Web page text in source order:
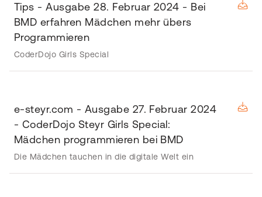
Tips - Ausgabe 28. Februar 2024 - Bei
BMD erfahren Mädchen mehr übers
Programmieren
CoderDojo Girls Special
e-steyr.com - Ausgabe 27. Februar 2024
- CoderDojo Steyr Girls Special:
Mädchen programmieren bei BMD
Die Mädchen tauchen in die digitale Welt ein